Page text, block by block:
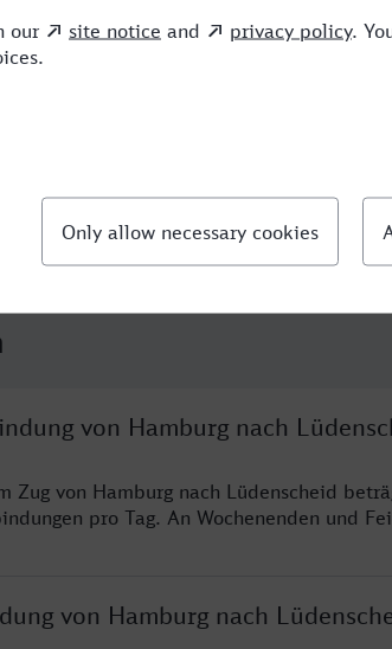
1
von Hamburg nach
Zug von Hamburg nach Lüdenscheid
pro Tag. An Wochenenden und
von Hamburg nach